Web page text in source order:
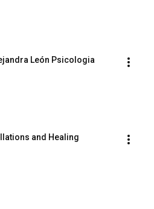
León Psicologia
and Healing